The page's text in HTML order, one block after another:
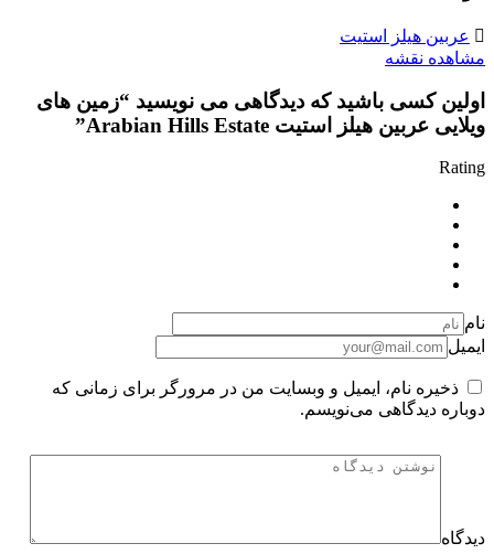
عربین هیلز استیت
مشاهده نقشه
اولین کسی باشید که دیدگاهی می نویسید “زمین های
ویلایی عربین هیلز استیت Arabian Hills Estate”
Rating
نام
ایمیل
ذخیره نام، ایمیل و وبسایت من در مرورگر برای زمانی که
دوباره دیدگاهی می‌نویسم.
دیدگاه